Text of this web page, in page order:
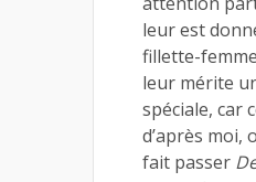
leur est
fillette-
leur mérite
spéciale, car
d’après moi,
fait passer